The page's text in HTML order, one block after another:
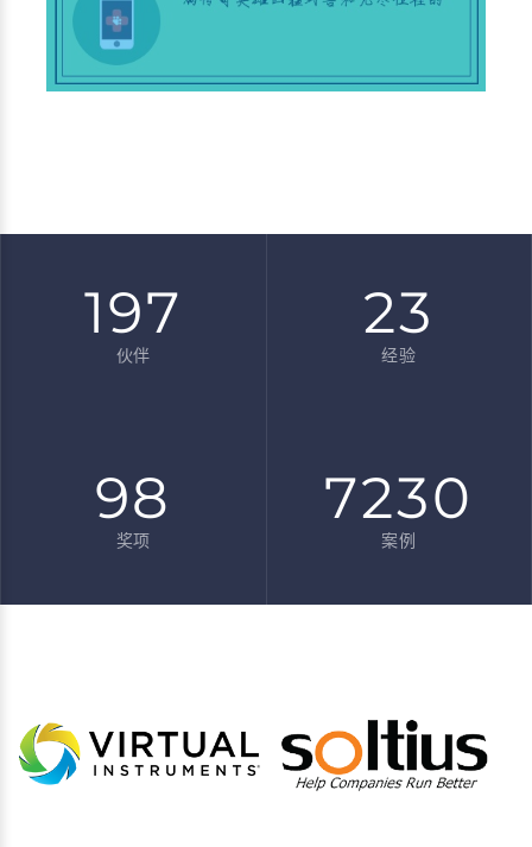
197
伙伴
23
经验
98
奖项
7230
案例